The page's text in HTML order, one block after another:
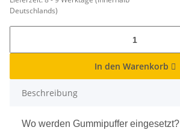
Deutschlands)
In den Warenkorb
Beschreibung
Wo werden Gummipuffer eingesetzt?